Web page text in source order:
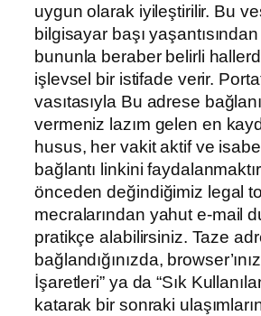
uygun olarak iyileştirilir. Bu
bilgisayar başı
bununla beraber belirli
işlevsel bir istifade verir.
vasıtasıyla Bu adrese
vermeniz lazım gelen en
husus, her vakit aktif ve
bağlantı linkini
önceden değindiğimiz legal
mecralarından yahut e-mail
pratikçe alabilirsiniz. Taze
bağlandığınızda,
İşaretleri” ya da “Sık
katarak bir sonraki